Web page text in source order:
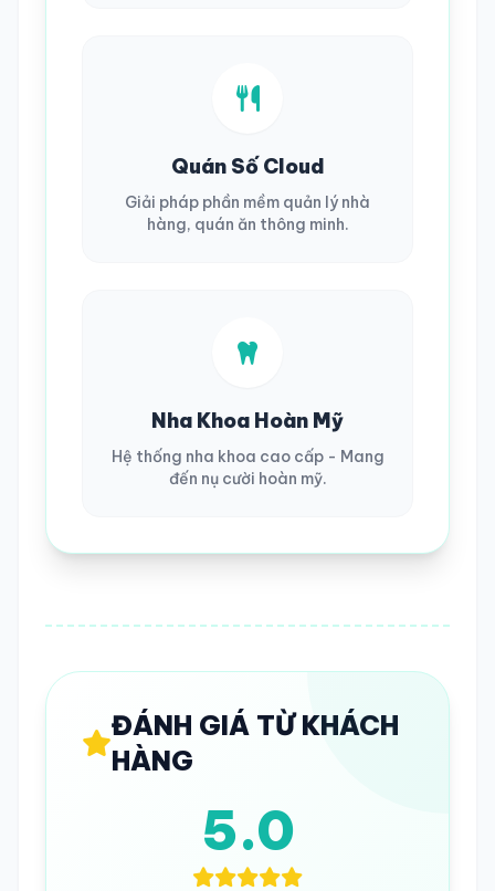
Quán Số Cloud
Giải pháp phần mềm quản lý nhà
hàng, quán ăn thông minh.
Nha Khoa Hoàn Mỹ
Hệ thống nha khoa cao cấp - Mang
đến nụ cười hoàn mỹ.
ĐÁNH GIÁ TỪ KHÁCH
HÀNG
5.0